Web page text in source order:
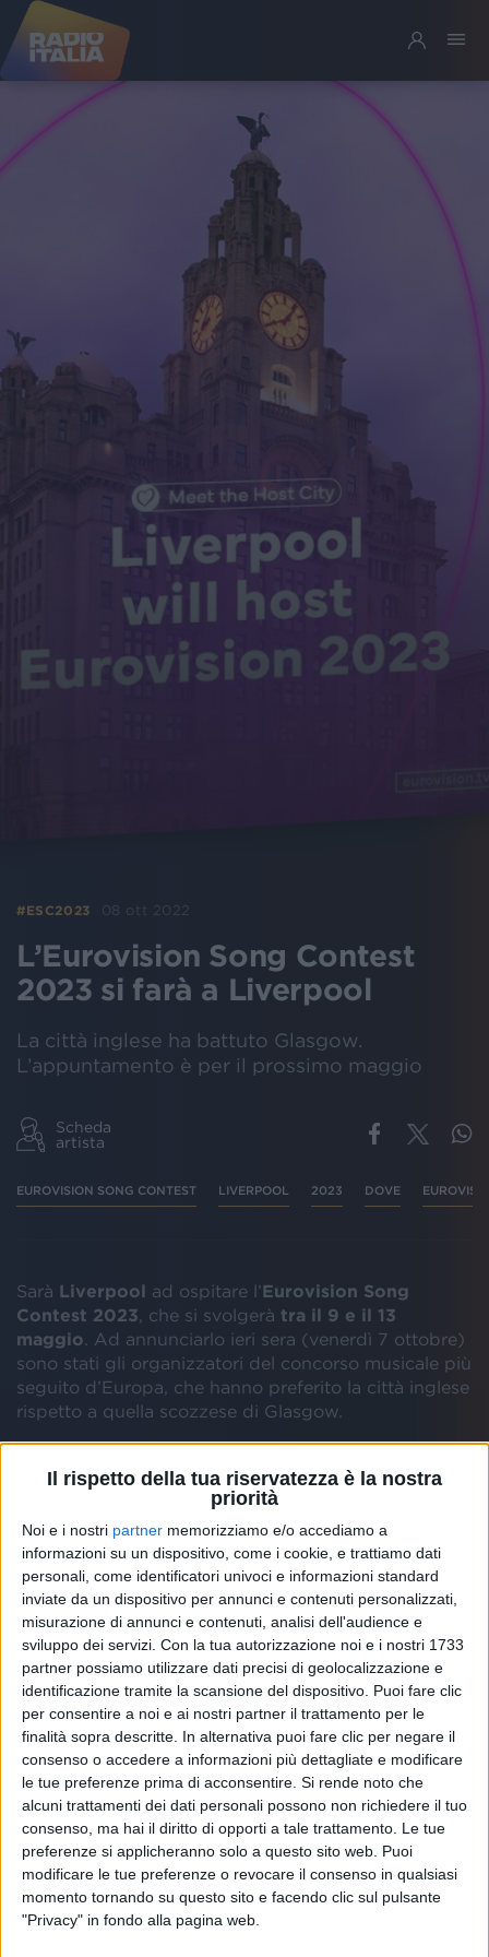
Il rispetto della tua riservatezza è la nostra
priorità
Noi e i nostri partner memorizziamo e/o accediamo a
informazioni su un dispositivo, come i cookie, e trattiamo dati
personali, come identificatori univoci e informazioni standard
inviate da un dispositivo per annunci e contenuti personalizzati,
misurazione di annunci e contenuti, analisi dell'audience e
sviluppo dei servizi. Con la tua autorizzazione noi e i nostri 1733
partner possiamo utilizzare dati precisi di geolocalizzazione e
identificazione tramite la scansione del dispositivo. Puoi fare clic
per consentire a noi e ai nostri partner il trattamento per le
finalità sopra descritte. In alternativa puoi fare clic per negare il
consenso o accedere a informazioni più dettagliate e modificare
le tue preferenze prima di acconsentire. Si rende noto che
alcuni trattamenti dei dati personali possono non richiedere il tuo
consenso, ma hai il diritto di opporti a tale trattamento. Le tue
preferenze si applicheranno solo a questo sito web. Puoi
modificare le tue preferenze o revocare il consenso in qualsiasi
momento tornando su questo sito e facendo clic sul pulsante
"Privacy" in fondo alla pagina web.
#ESC2023 08 ott 2022
L’Eurovision Song Contest
2023 si farà a Liverpool
La città inglese ha battuto Glasgow.
L’appuntamento è per il prossimo maggio
Scheda
artista
EUROVISION SONG CONTEST LIVERPOOL 2023 DOVE
Sarà Liverpool ad ospitare l’Eurovision Song
Contest 2023 , che si svolgerà tra il 9 e il 13
maggio . Ad annunciarlo ieri sera (venerdì 7 ottobre)
sono stati gli organizzatori del concorso musicale più
seguito d’Europa, che hanno preferito la città inglese
rispetto a quella scozzese di Glasgow.
Quest’anno l’Eurovision Song Contest avrebbe
dovuto tenersi inUcraina, dopo che la Kalush
Orchestra aveva vinto l’edizione 2022 ma, a causa
dell’invasione russa e dellaguerraancora in corso, si
è deciso di passare il testimone alRegno Unitoche
si era classificato al secondo posto con il cantante
Sam Ryder.